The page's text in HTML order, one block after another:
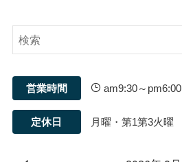
営業時間 am9:30～pm6:00
定休日 月曜・第1第3火曜